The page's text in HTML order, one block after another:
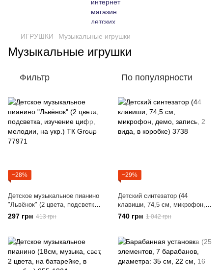
ИГРУШКИ Музыкальные игрушки
Музыкальные игрушки
Фильтр По популярности
−28%
Детское музыкальное пианино
"Львёнок" (2 цвета, подсветка,
изучение цифр, мелодии, на
укр.) ТК Group 77971
297 грн 413 грн
−29%
Детский синтезатор (44
клавиши, 74,5 см, микрофон,
демо, запись, 2 вида, в
коробке) 3738
740 грн 1 042 грн